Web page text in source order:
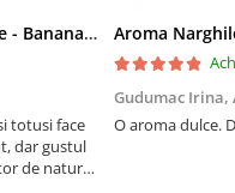
Aroma Narghilea Ways Amore - Banana, Ananas si Menta, 200gr
totusi face
dar gustul
de natural
Gudumac Irina,
O aroma dulce.